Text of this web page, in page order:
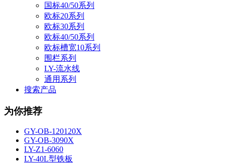
国标40/50系列
欧标20系列
欧标30系列
欧标40/50系列
欧标槽宽10系列
围栏系列
LY-流水线
通用系列
搜索产品
为你推荐
GY-OB-120120X
GY-OB-3090X
LY-Z1-6060
LY-40L型铁板